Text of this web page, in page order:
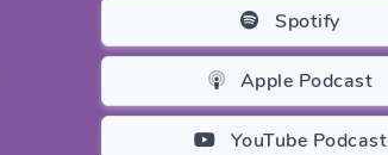
Spotify
Apple Podcast
YouTube Podcast